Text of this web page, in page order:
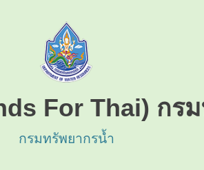
For Thai) กร
กรมทรัพยากรน้ำ